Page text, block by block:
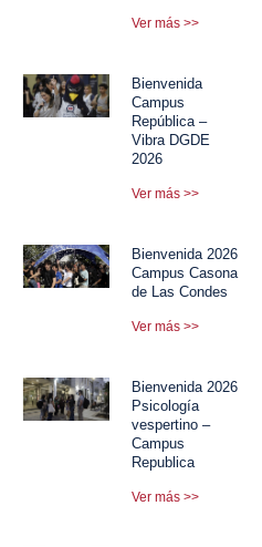
Ver más >>
Bienvenida
Campus
República –
Vibra DGDE
2026
Ver más >>
Bienvenida 2026
Campus Casona
de Las Condes
Ver más >>
Bienvenida 2026
Psicología
vespertino –
Campus
Republica
Ver más >>